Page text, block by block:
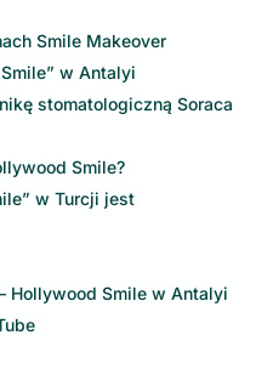
Smile Makeover
w Antalyi
stomatologiczną Soraca
Smile?
w Turcji jest
Hollywood Smile w Antalyi